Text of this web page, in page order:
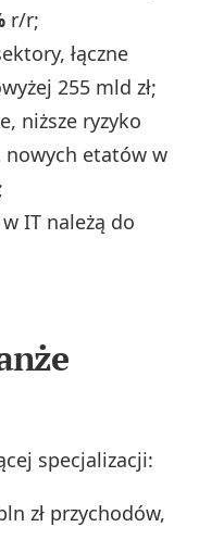
r/r;
łączne
255 mld zł;
niższe ryzyko
nowych etatów w
w IT należą do
specjalizacji:
zł przychodów,